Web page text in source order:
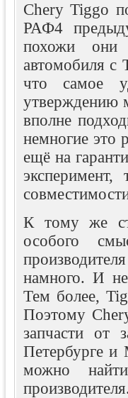
Chery Tiggo
РАФ4
похожи они
автомобиля с
что самое
утверждению
вполне
немногие это
ещё на
К тому же
особого
намного. И
Тем более,
Поэтому
запчасти от
Петербурге и
можно